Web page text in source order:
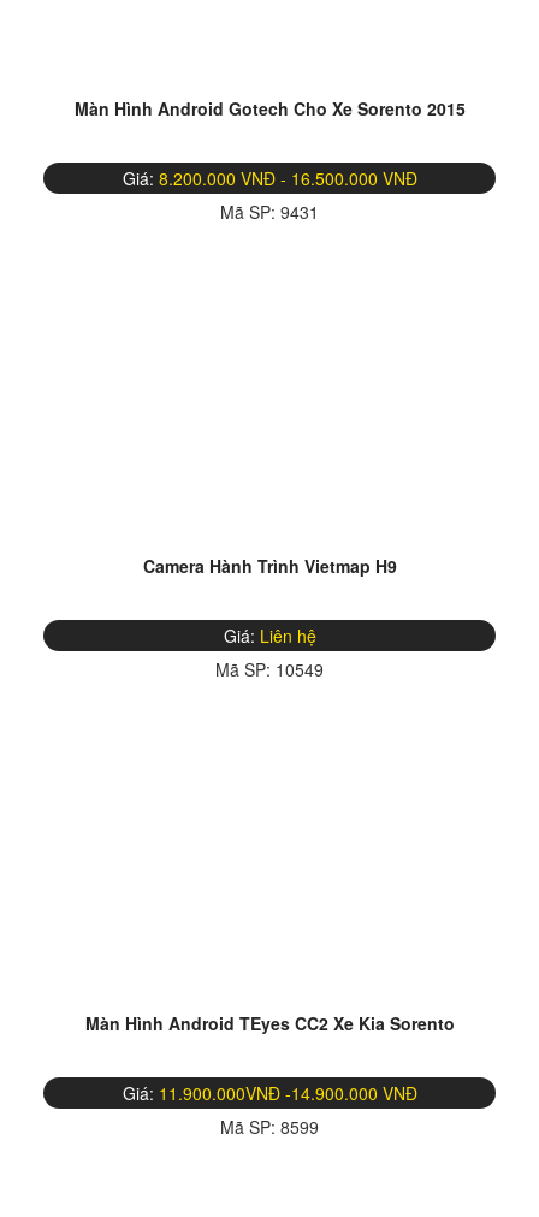
Màn Hình Android Gotech Cho Xe Sorento 2015
Giá: 8.200.000 VNĐ - 16.500.000 VNĐ
Mã SP: 9431
Camera Hành Trình Vietmap H9
Giá: Liên hệ
Mã SP: 10549
Màn Hình Android TEyes CC2 Xe Kia Sorento
Giá: 11.900.000VNĐ -14.900.000 VNĐ
Mã SP: 8599